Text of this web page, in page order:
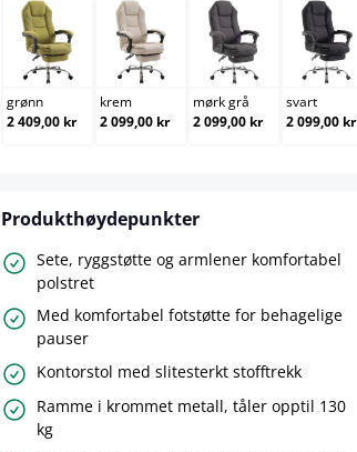
grønn
grønn
2 409,00 kr
krem
krem
2 099,00 kr
mørk grå
mørk grå
2 099,00 kr
svart
svart
2 099,00 kr
Produkthøydepunkter
Sete, ryggstøtte og armlener komfortabel
polstret
Med komfortabel fotstøtte for behagelige
pauser
Kontorstol med slitesterkt stofftrekk
Ramme i krommet metall, tåler opptil 130
kg